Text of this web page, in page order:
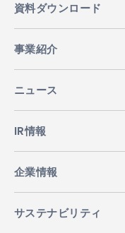
資料ダウンロード
事業紹介
ニュース
IR情報
企業情報
サステナビリティ